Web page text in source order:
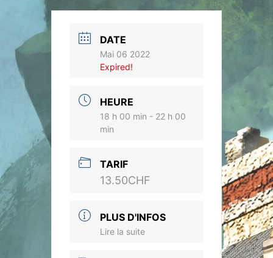
DATE
Mai 06 2022
Expired!
HEURE
18 h 00 min - 22 h 00
min
TARIF
13.50CHF
PLUS D'INFOS
Lire la suite